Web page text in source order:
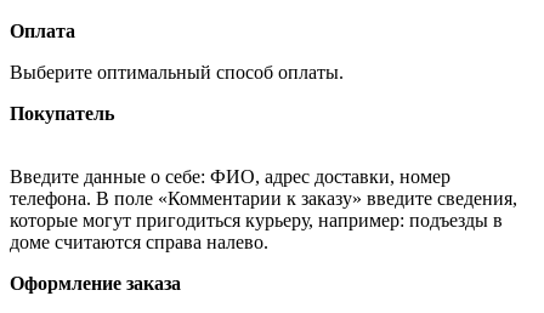
Оплата
Выберите оптимальный способ оплаты.
Покупатель
Введите данные о себе: ФИО, адрес доставки, номер
телефона. В поле «Комментарии к заказу» введите сведения,
которые могут пригодиться курьеру, например: подъезды в
доме считаются справа налево.
Оформление заказа